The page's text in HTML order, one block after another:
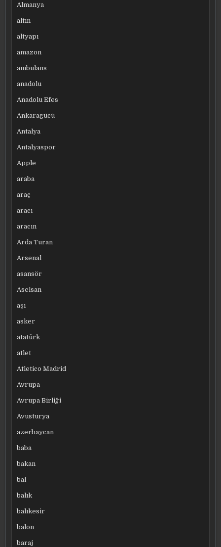
Almanya
altın
altyapı
amazon
ambulans
anadolu
Anadolu Efes
Ankaragücü
Antalya
Antalyaspor
Apple
araba
araç
aracı
aracın
Arda Turan
Arsenal
asansör
Aselsan
aşı
asker
atatürk
atlet
Atletico Madrid
Avrupa
Avrupa Birliği
Avusturya
azerbaycan
baba
bakan
bal
balık
balıkesir
balon
baraj